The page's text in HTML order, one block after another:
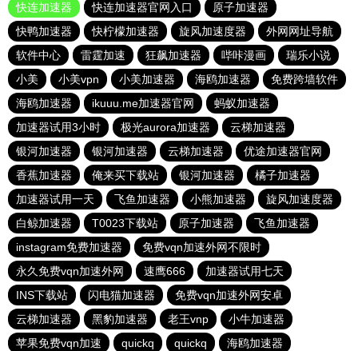
快连加速器
快连加速器官网入口
原子加速器
快鸭加速器
快柠檬加速器 旋风加速度器
外网网址导航
软件中心
雷霆加速 狂飙加速器 哔咔漫画
瑞乐小说
小美
小美vpn 小美加速器 海鸥加速器
免费跨墙软件
海鸥加速器
ikuuu.me加速器官网
蚂蚁加速器
加速器试用3小时
极光aurora加速器
云梯加速器
银河加速器
银河加速器 云梯加速器
优途加速器官网
香蕉加速器
俺来买下载站 银河加速器
橘子加速器
加速器试用一天
飞鱼加速器 小熊加速器
旋风加速度器
白鲸加速器
T0023下载站 原子加速器
飞鱼加速器
instagram免费加速器
免费vqn加速外网不限时
永久免费vqn加速外网
速鹰666
加速器试用七天
INS下载站
闪电猫加速器
免费vqn加速外网安卓
云梯加速器
黑豹加速器 老王vnp
小牛加速器
苹果免费vqn加速
quickq quickq 海鸥加速器